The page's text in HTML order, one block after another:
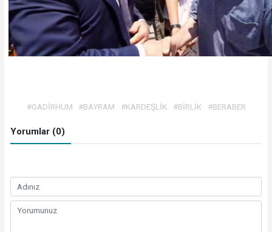
#GADİRHUM #BAYRAM #KARDEŞLİK #BİRLİK #BERABER
Yorumlar (0)